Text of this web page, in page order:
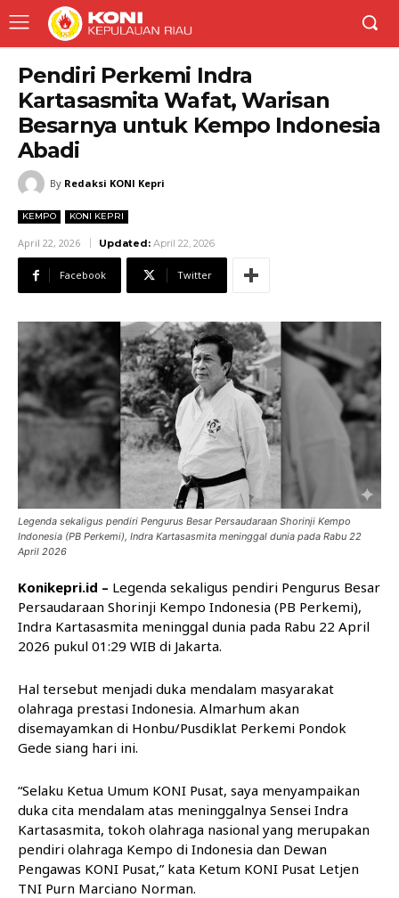
Pendiri Perkemi Indra
Kartasasmita Wafat, Warisan
Besarnya untuk Kempo Indonesia
Abadi
By Redaksi KONI Kepri
KEMPO KONI KEPRI
April 22, 2026 Updated: April 22, 2026
Facebook Twitter
Legenda sekaligus pendiri Pengurus Besar Persaudaraan Shorinji Kempo
Indonesia (PB Perkemi), Indra Kartasasmita meninggal dunia pada Rabu 22
April 2026
Konikepri.id – Legenda sekaligus pendiri Pengurus Besar
Persaudaraan Shorinji Kempo Indonesia (PB Perkemi),
Indra Kartasasmita meninggal dunia pada Rabu 22 April
2026 pukul 01:29 WIB di Jakarta.
Hal tersebut menjadi duka mendalam masyarakat
olahraga prestasi Indonesia. Almarhum akan
disemayamkan di Honbu/Pusdiklat Perkemi Pondok
Gede siang hari ini.
“Selaku Ketua Umum KONI Pusat, saya menyampaikan
duka cita mendalam atas meninggalnya Sensei Indra
Kartasasmita, tokoh olahraga nasional yang merupakan
pendiri olahraga Kempo di Indonesia dan Dewan
Pengawas KONI Pusat,” kata Ketum KONI Pusat Letjen
TNI Purn Marciano Norman.